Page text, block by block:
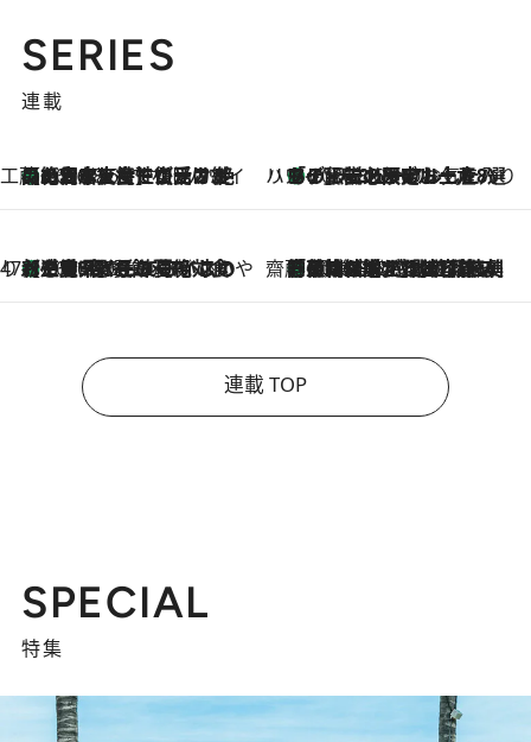
SERIES
連載
工藤まやのおもてなしハワイ
2026.8.6
【ハワイ土産】ローカルの絶大な支持で復活！ 絶品の幻クッキー《元ファンの日本人女性が受け継いだ名店》 ハワイ賢者 リサのお気に入りリスト2026.8.6
あの伝説の限定トートも！ リニューアルした「ディーン＆デルーカ ハワイ」で必須のお土産8選
47都道府県の手みやげ ひんやりスイーツで夏を満喫
2026.8.6
【三重県】この夏絶対食べたい 冷やしておいしいおやつ3選 お餅×アイスの新感覚スイーツ 齋藤 薫 美容脳ルネサンス
2026.8.6
「荷物が増えるほど旅ストレスは増す」美容ジャーナリストがたどり着いた最終結論。“化粧品を劇的に減らす”感動の凝縮美容とは
連載 TOP
SPECIAL
特集